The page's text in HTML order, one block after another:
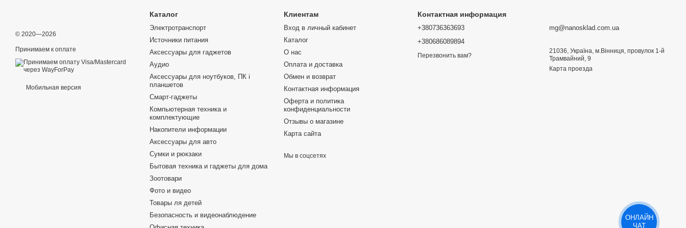
© 2020—2026
Принимаем к оплате
Мобильная версия
Каталог
Электротранспорт
Источники питания
Аксессуары для гаджетов
Аудио
Аксессуары для ноутбуков, ПК і
планшетов
Смарт-гаджеты
Компьютерная техника и
комплектующие
Накопители информации
Аксессуары для авто
Сумки и рюкзаки
Бытовая техника и гаджеты для дома
Зоотовари
Фото и видео
Товары ля детей
Безопасность и видеонаблюдение
Клиентам
Вход в личный кабинет
Каталог
О нас
Оплата и доставка
Обмен и возврат
Контактная информация
Оферта и политика
конфиденциальности
Отзывы о магазине
Карта сайта
Мы в соцсетях
Контактная информация
+380736363693
+380686089894
Перезвонить вам?
mg@nanosklad.com.ua
21036, Україна, м.Вінниця, провулок 1-й
Трамвайний, 9
Карта проезда
ОНЛАЙН
ЧАТ